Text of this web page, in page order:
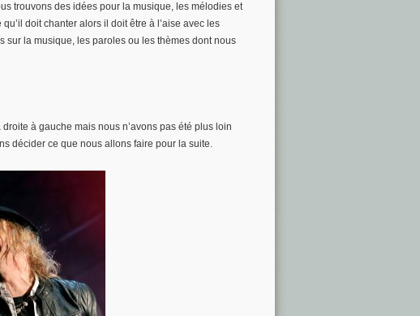
trouvons des idées pour la musique, les mélodies et
qu’il doit chanter alors il doit être à l’aise avec les
sur la musique, les paroles ou les thèmes dont nous
à gauche mais nous n’avons pas été plus loin
décider ce que nous allons faire pour la suite.